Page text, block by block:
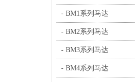
- BM1系列马达
- BM2系列马达
- BM3系列马达
- BM4系列马达